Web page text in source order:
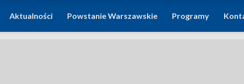
Aktualności Powstanie Warszawskie Programy